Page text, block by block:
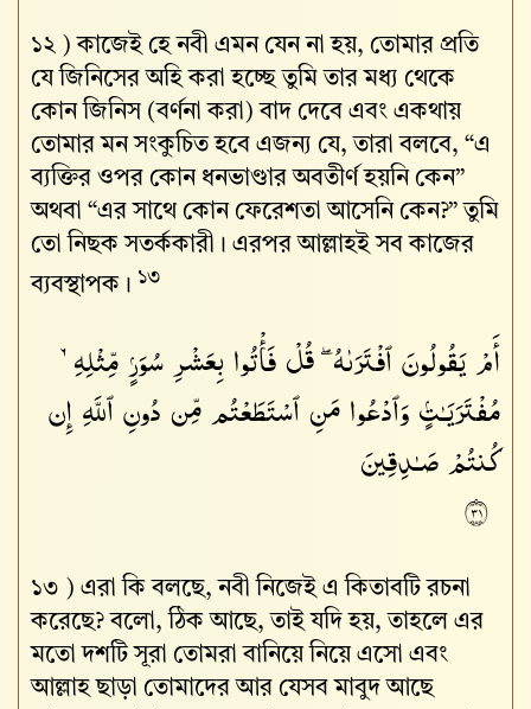
১২ )কাজেই হে নবী এমন যেন না হয়, তোমার প্রতি
যে জিনিসের অহি করা হচ্ছে তুমি তার মধ্য থেকে
কোন জিনিস (বর্ণনা করা) বাদ দেবে এবং একথায়
তোমার মন সংকুচিত হবে এজন্য যে, তারা বলবে, “এ
ব্যক্তির ওপর কোন ধনভাণ্ডার অবতীর্ণ হয়নি কেন”
অথবা “এর সাথে কোন ফেরেশতা আসেনি কেন?” তুমি
তো নিছক সতর্ককারী। এরপর আল্লাহই সব কাজের
ব্যবস্থাপক। ১৩
১৩ ) এরা কি বলছে, নবী নিজেই এ কিতাবটি রচনা
করেছে? বলো, ঠিক আছে, তাই যদি হয়, তাহলে এর
মতো দশটি সূরা তোমরা বানিয়ে নিয়ে এসো এবং
আল্লাহ‌ ছাড়া তোমাদের আর যেসব মাবুদ আছে
أَمْ يَقُولُونَ ٱفْتَرَىٰهُ ۖ قُلْ فَأْتُوا۟ بِعَشْرِ سُوَرٍۢ مِّثْلِهِۦ
مُفْتَرَيَـٰتٍۢ وَٱدْعُوا۟ مَنِ ٱسْتَطَعْتُم مِّن دُونِ ٱللَّهِ إِن
كُنتُمْ صَـٰدِقِينَ
١٣